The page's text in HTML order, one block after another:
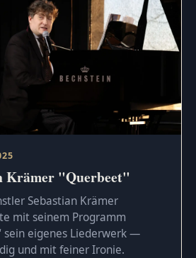
Krämer "Querbeet"
Sebastian Krämer
mit seinem Programm
sein eigenes Liederwerk —
und mit feiner Ironie.